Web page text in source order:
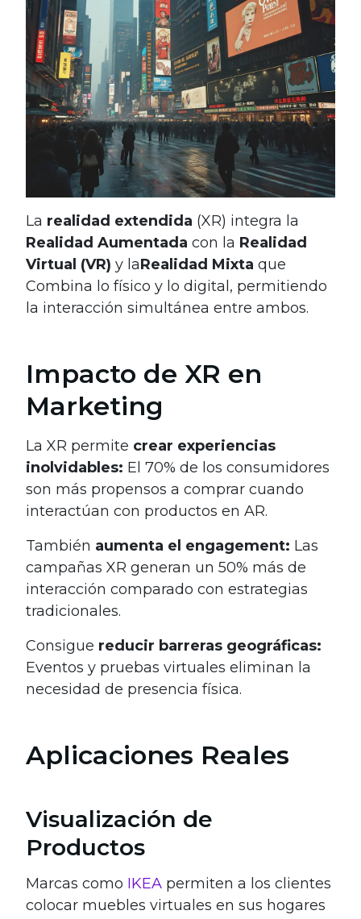
La realidad extendida (XR) integra la
Realidad Aumentada con la Realidad
Virtual (VR) y laRealidad Mixta que
Combina lo físico y lo digital, permitiendo
la interacción simultánea entre ambos.
Impacto de XR en
Marketing
La XR permite crear experiencias
inolvidables: El 70% de los consumidores
son más propensos a comprar cuando
interactúan con productos en AR.
También aumenta el engagement: Las
campañas XR generan un 50% más de
interacción comparado con estrategias
tradicionales.
Consigue reducir barreras geográficas:
Eventos y pruebas virtuales eliminan la
necesidad de presencia física.
Aplicaciones Reales
Visualización de
Productos
Marcas como IKEA permiten a los clientes
colocar muebles virtuales en sus hogares